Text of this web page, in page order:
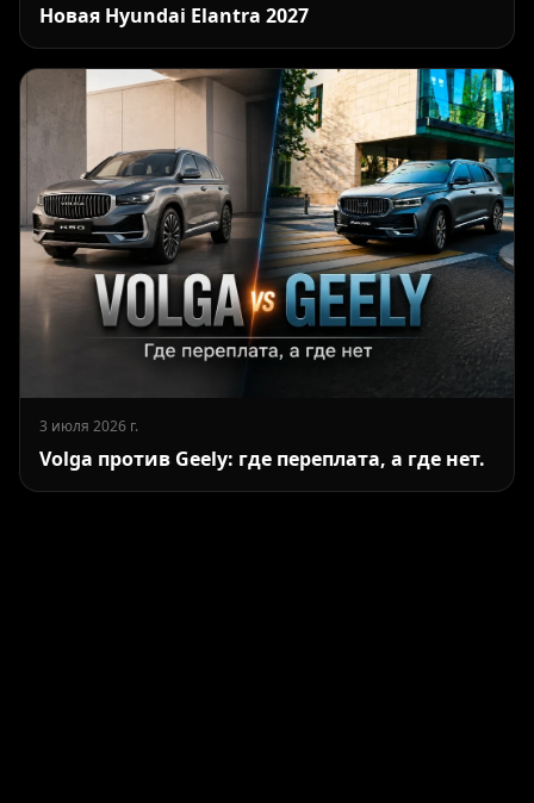
Новая Hyundai Elantra 2027
3 июля 2026 г.
Volga против Geely: где переплата, а где нет.